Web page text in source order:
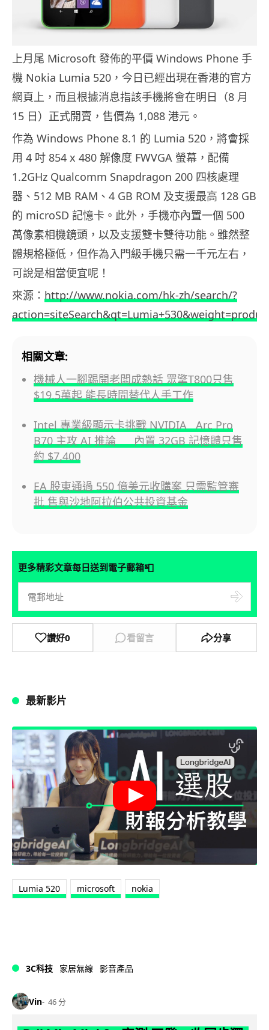
上月尾 Microsoft 發佈的平價 Windows Phone 手
機 Nokia Lumia 520，今日已經出現在香港的官方
網頁上，而且根據消息指該手機將會在明日（8 月
15 日）正式開賣，售價為 1,088 港元。
作為 Windows Phone 8.1 的 Lumia 520，將會採
用 4 吋 854 x 480 解像度 FWVGA 螢幕，配備
1.2GHz Qualcomm Snapdragon 200 四核處理
器、512 MB RAM、4 GB ROM 及支援最高 128 GB
的 microSD 記憶卡。此外，手機亦內置一個 500
萬像素相機鏡頭，以及支援雙卡雙待功能。雖然整
體規格極低，但作為入門級手機只需一千元左右，
可說是相當便宜呢！
來源： http://www.nokia.com/hk-zh/search/?
相關文章:
機械人一腳踢開老闆成熱話 眾擎T800只售
$19.5萬起 能長時間替代人手工作
Intel 專業級顯示卡挑戰 NVIDIA Arc Pro
B70 主攻 AI 推論 內置 32GB 記憶體只售
約 $7,400
EA 股東通過 550 億美元收購案 只需監管審
批 售與沙地阿拉伯公共投資基金
更多精彩文章每日送到電子郵箱📮
讚好0 看留言 分享
最新影片
Lumia 520 microsoft nokia
3C科技 家居無線 影音產品
Vin 46 分